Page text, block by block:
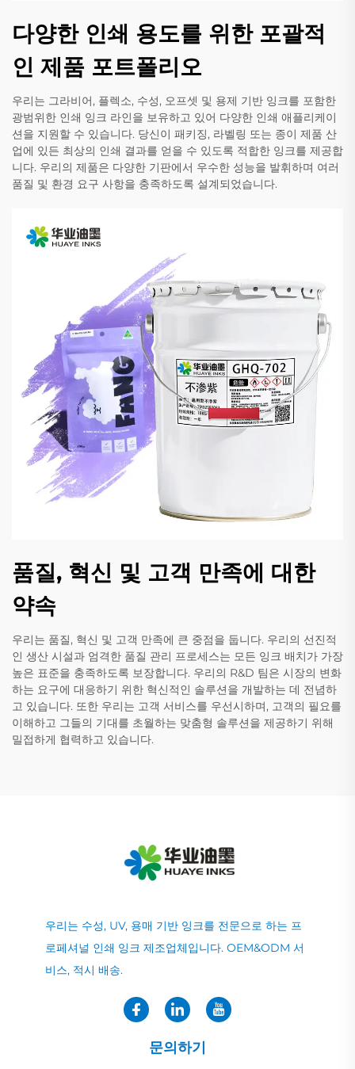
다양한 인쇄 용도를 위한 포괄적
인 제품 포트폴리오
우리는 그라비어, 플렉소, 수성, 오프셋 및 용제 기반 잉크를 포함한
광범위한 인쇄 잉크 라인을 보유하고 있어 다양한 인쇄 애플리케이
션을 지원할 수 있습니다. 당신이 패키징, 라벨링 또는 종이 제품 산
업에 있든 최상의 인쇄 결과를 얻을 수 있도록 적합한 잉크를 제공합
니다. 우리의 제품은 다양한 기판에서 우수한 성능을 발휘하며 여러
품질 및 환경 요구 사항을 충족하도록 설계되었습니다.
품질, 혁신 및 고객 만족에 대한
약속
우리는 품질, 혁신 및 고객 만족에 큰 중점을 둡니다. 우리의 선진적
인 생산 시설과 엄격한 품질 관리 프로세스는 모든 잉크 배치가 가장
높은 표준을 충족하도록 보장합니다. 우리의 R&D 팀은 시장의 변화
하는 요구에 대응하기 위한 혁신적인 솔루션을 개발하는 데 전념하
고 있습니다. 또한 우리는 고객 서비스를 우선시하며, 고객의 필요를
이해하고 그들의 기대를 초월하는 맞춤형 솔루션을 제공하기 위해
밀접하게 협력하고 있습니다.
우리는 수성, UV, 용매 기반 잉크를 전문으로 하는 프
로페셔널 인쇄 잉크 제조업체입니다. OEM&ODM 서
비스, 적시 배송.
문의하기